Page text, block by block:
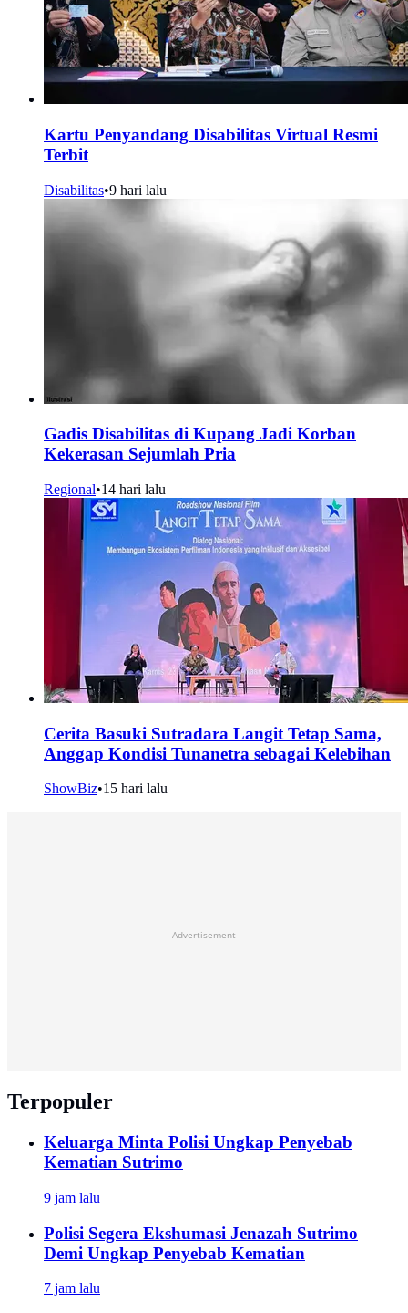
Kartu Penyandang Disabilitas Virtual Resmi
Terbit
Disabilitas•9 hari lalu
Gadis Disabilitas di Kupang Jadi Korban
Kekerasan Sejumlah Pria
Regional•14 hari lalu
Cerita Basuki Sutradara Langit Tetap Sama,
Anggap Kondisi Tunanetra sebagai Kelebihan
ShowBiz•15 hari lalu
Advertisement
Terpopuler
Keluarga Minta Polisi Ungkap Penyebab
Kematian Sutrimo
9 jam lalu
Polisi Segera Ekshumasi Jenazah Sutrimo
Demi Ungkap Penyebab Kematian
7 jam lalu